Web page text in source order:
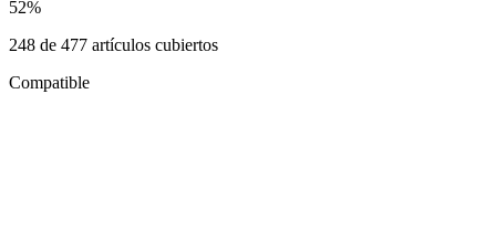
52%
248 de 477 artículos cubiertos
Compatible